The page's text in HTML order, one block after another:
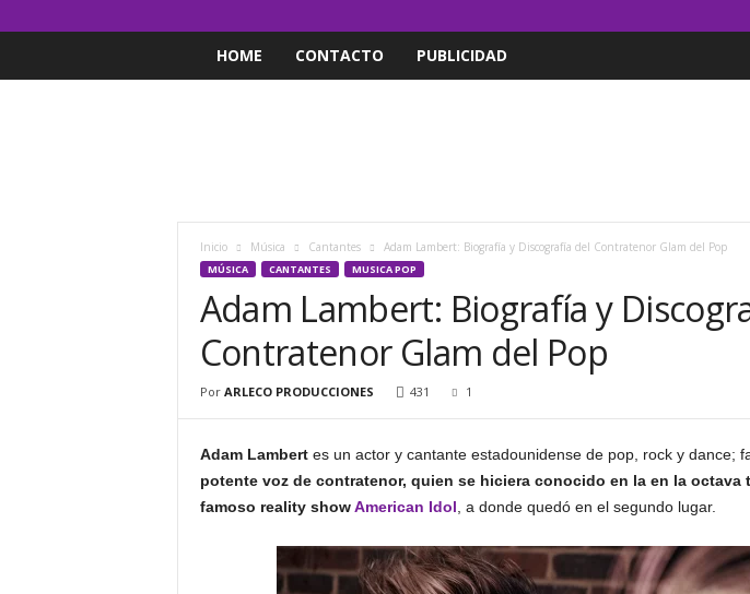
HOME CONTACTO PUBLICIDAD
Inicio Música Cantantes Adam Lambert: Biografía y Discografía del Contratenor Glam del Pop
MÚSICA CANTANTES MUSICA POP
Adam Lambert: Biografía y
Contratenor Glam del Pop
Por ARLECO PRODUCCIONES 431 1
Adam Lambertes un actor y cantante estadounidense de pop, rock y dance;
potente voz de contratenor, quien se hiciera conocido en la en la octava
famoso reality showAmerican Idol , a donde quedó en el segundo lugar.